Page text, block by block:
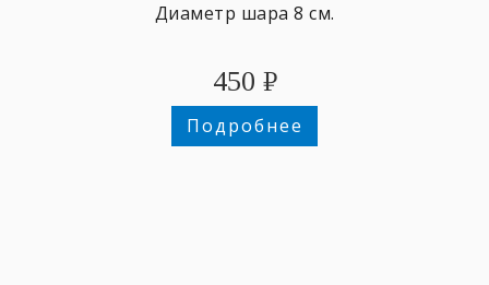
Диаметр шара 8 см.
450 ₽
Подробнее